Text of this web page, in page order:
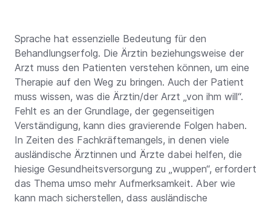
Sprache hat essenzielle Bedeutung für den
Behandlungserfolg. Die Ärztin beziehungsweise der
Arzt muss den Patienten verstehen können, um eine
Therapie auf den Weg zu bringen. Auch der Patient
muss wissen, was die Ärztin/der Arzt „von ihm will“.
Fehlt es an der Grundlage, der gegenseitigen
Verständigung, kann dies gravierende Folgen haben.
In Zeiten des Fachkräftemangels, in denen viele
ausländische Ärztinnen und Ärzte dabei helfen, die
hiesige Gesundheitsversorgung zu „wuppen“, erfordert
das Thema umso mehr Aufmerksamkeit. Aber wie
kann mach sicherstellen, dass ausländische